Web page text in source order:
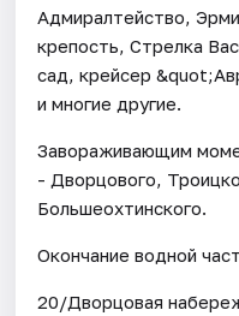
Адмиралтейство,
крепость, Стрелка
сад, крейсер
и многие другие.
Завораживающим
- Дворцового,
Большеохтинского.
Окончание водной
20/Дворцовая